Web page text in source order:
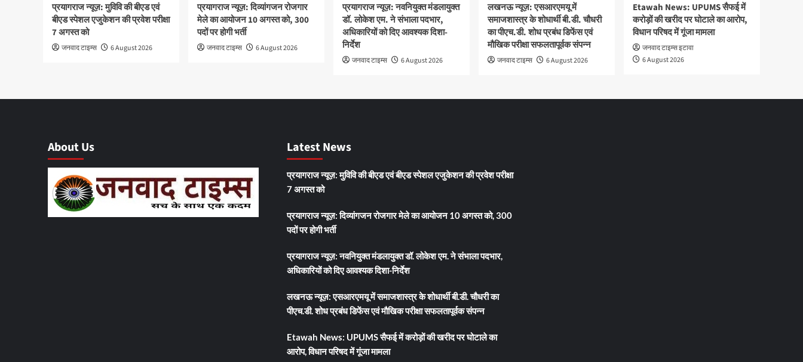
प्रयागराज न्यूज़: मुविवि की बीएड एवं
बीएड स्पेशल एजुकेशन की प्रवेश परीक्षा
7 अगस्त को
जनवाद टाइम्स 6 August 2026
प्रयागराज न्यूज़: दिव्यांगजन रोजगार
मेले का आयोजन 10 अगस्त को, 300
पदों पर होगी भर्ती
जनवाद टाइम्स 6 August 2026
प्रयागराज न्यूज़: नवनियुक्त मंडलायुक्त
डॉ. लोकेश एम. ने संभाला पदभार,
अधिकारियों को दिए आवश्यक दिशा-
निर्देश
जनवाद टाइम्स 6 August 2026
लखनऊ न्यूज़: एसआरएमयू में
समाजशास्त्र के शोधार्थी बी.डी. चौधरी
का पीएच.डी. शोध प्रबंध डिफेंस एवं
मौखिक परीक्षा सफलतापूर्वक संपन्न
जनवाद टाइम्स 6 August 2026
Etawah News: UPUMS सैफई में
करोड़ों की खरीद पर घोटाले का आरोप,
विधान परिषद में गूंजा मामला
जनवाद टाइम्स इटावा
6 August 2026
About Us Latest News
प्रयागराज न्यूज़: मुविवि की बीएड एवं बीएड स्पेशल एजुकेशन की प्रवेश परीक्षा
7 अगस्त को
प्रयागराज न्यूज़: दिव्यांगजन रोजगार मेले का आयोजन 10 अगस्त को, 300
पदों पर होगी भर्ती
प्रयागराज न्यूज़: नवनियुक्त मंडलायुक्त डॉ. लोकेश एम. ने संभाला पदभार,
अधिकारियों को दिए आवश्यक दिशा-निर्देश
लखनऊ न्यूज़: एसआरएमयू में समाजशास्त्र के शोधार्थी बी.डी. चौधरी का
पीएच.डी. शोध प्रबंध डिफेंस एवं मौखिक परीक्षा सफलतापूर्वक संपन्न
Etawah News: UPUMS सैफई में करोड़ों की खरीद पर घोटाले का
आरोप, विधान परिषद में गूंजा मामला